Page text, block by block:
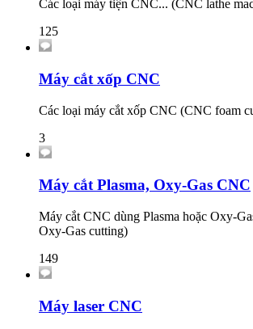
Các loại máy tiện CNC... (CNC lathe
125
Máy cắt xốp CNC
Các loại máy cắt xốp CNC (CNC foam
3
Máy cắt Plasma, Oxy-Gas CNC
Máy cắt CNC dùng Plasma hoặc Oxy-
Oxy-Gas cutting)
149
Máy laser CNC